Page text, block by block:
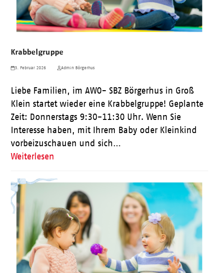
Krabbelgruppe
3. Februar 2026 Admin Börgerhus
Liebe Familien, im AWO- SBZ Börgerhus in Groß
Klein startet wieder eine Krabbelgruppe! Geplante
Zeit: Donnerstags 9:30-11:30 Uhr. Wenn Sie
Interesse haben, mit Ihrem Baby oder Kleinkind
vorbeizuschauen und sich…
Weiterlesen